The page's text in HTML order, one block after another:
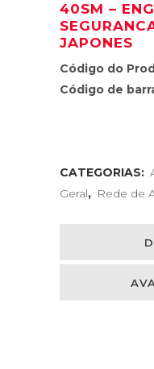
40SM –
JAPONES
Código do
Código de
CATEGORIAS:
Geral, Rede de